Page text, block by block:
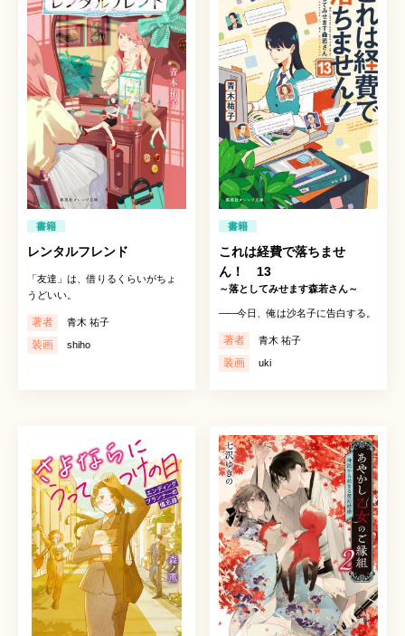
書籍
レンタルフレンド
「友達」は、借りるくらいがちょ
うどいい。
著者 青木 祐子
装画 shiho
書籍
これは経費で落ちませ
ん！ 13
～落としてみせます森若さん～
――今日、俺は沙名子に告白する。
著者 青木 祐子
装画 uki